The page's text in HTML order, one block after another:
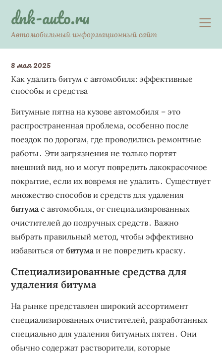
contentdnk-auto.ru
Автомобильный информационный сайт
8 мая 2025
Как удалить битум с автомобиля: эффективные
способы и средства
Битумные пятна на кузове автомобиля – это
распространенная проблема‚ особенно после
поездок по дорогам‚ где проводились ремонтные
работы․ Эти загрязнения не только портят
внешний вид‚ но и могут повредить лакокрасочное
покрытие‚ если их вовремя не удалить․ Существует
множество способов и средств для удаления
битума с автомобиля‚ от специализированных
очистителей до подручных средств․ Важно
выбрать правильный метод‚ чтобы эффективно
избавиться отбитума и не повредить краску․
Специализированные средства для
удаления битума
На рынке представлен широкий ассортимент
специализированных очистителей‚ разработанных
специально для удаления битумных пятен․ Они
обычно содержат растворители‚ которые